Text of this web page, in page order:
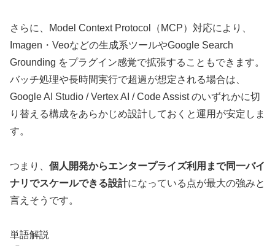
さらに、Model Context Protocol（MCP）対応により、
Imagen・Veoなどの生成系ツールやGoogle Search
Grounding をプラグイン感覚で拡張することもできます。
バッチ処理や長時間実行で超過が想定される場合は、
Google AI Studio / Vertex AI / Code Assist のいずれかに切
り替える構成をあらかじめ設計しておくと運用が安定しま
す。
つまり、 個人開発からエンタープライズ利用まで同一バイ
ナリでスケールできる設計になっている点が最大の強みと
言えそうです。
単語解説